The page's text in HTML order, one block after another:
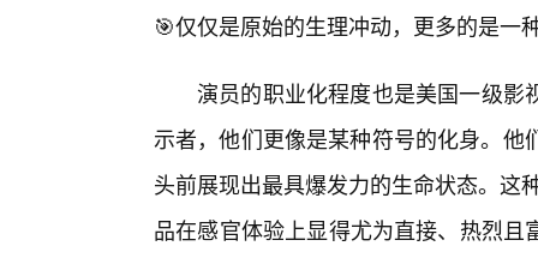
🎯仅仅是原始的生理冲动，更多的是一
演员的职业化程度也是美国一级影
示者，他们更像是某种符号的化身。
头前展现出最具爆发力的生命状态。这
品在感官体验上显得尤为直接、热烈